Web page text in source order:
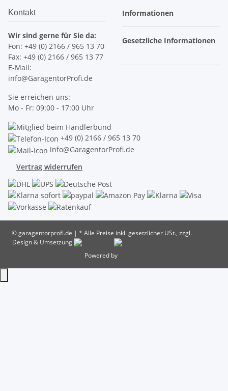
Kontakt
Wir sind gerne für Sie da:
Fon: +49 (0) 2166 / 965 13 70
Fax: +49 (0) 2166 / 965 13 77
E-Mail:
info@GaragentorProfi.de
Sie erreichen uns:
Mo - Fr: 09:00 - 17:00 Uhr
Informationen
Gesetzliche Informationen
+49 (0) 2166 / 965 13 70
info@GaragentorProfi.de
Vertrag widerrufen
© garagentorprofi.de | * Alle Preise inkl. gesetzlicher USt., zzgl.
Design & Umsetzung
Powered by